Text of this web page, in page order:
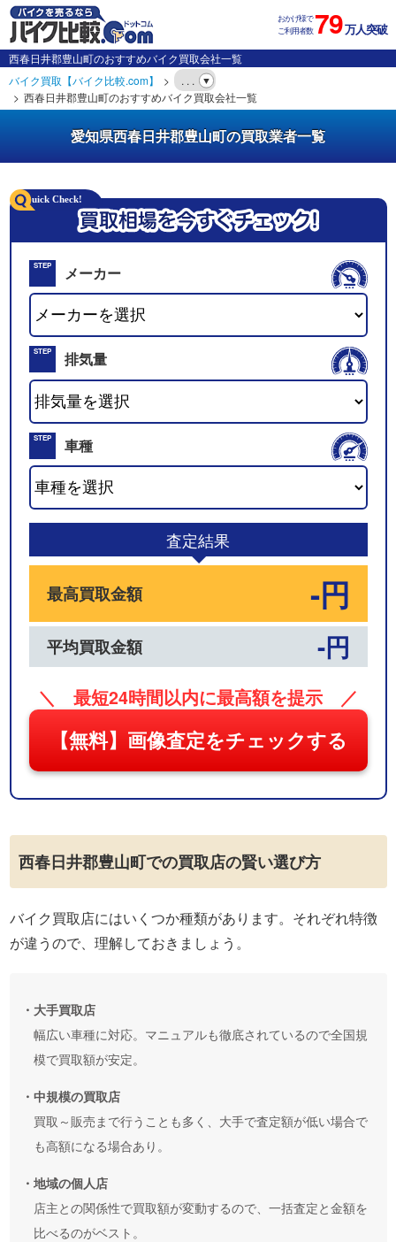
おかげ様で
ご利用者数79万人突破
西春日井郡豊山町のおすすめバイク買取会社一覧
バイク買取【バイク比較.com】
. . .
西春日井郡豊山町のおすすめバイク買取会社一覧
愛知県西春日井郡豊山町の買取業者一覧
STEP
01
メーカー
STEP
02
排気量
STEP
03
車種
査定結果
最高買取金額 -円
平均買取金額 -円
＼ 最短24時間以内に最高額を提示 ／
【無料】画像査定をチェックする
西春日井郡豊山町での買取店の賢い選び方
バイク買取店にはいくつか種類があります。それぞれ特徴
が違うので、理解しておきましょう。
・大手買取店
幅広い車種に対応。マニュアルも徹底されているので全国規
模で買取額が安定。
・中規模の買取店
買取～販売まで行うことも多く、大手で査定額が低い場合で
も高額になる場合あり。
・地域の個人店
店主との関係性で買取額が変動するので、一括査定と金額を
比べるのがベスト。